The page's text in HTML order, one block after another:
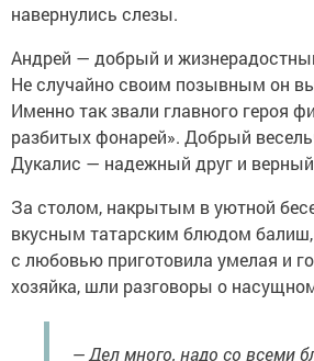
навернулись слезы.
Андрей — добрый и
Не случайно своим позывным он
Именно так звали главного героя
разбитых фонарей». Добрый
Дукалис — надежный друг и
За столом, накрытым в уютной
вкусным татарским блюдом
с любовью приготовила умелая и
хозяйка, шли разговоры о
— Дел много, надо со всеми